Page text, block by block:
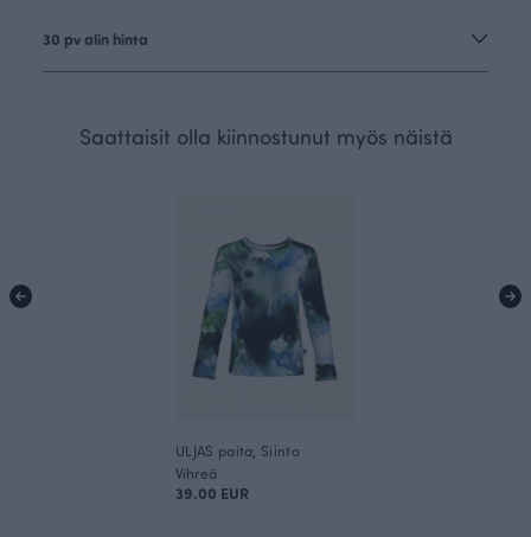
30 pv alin hinta
Saattaisit olla kiinnostunut myös näistä
ULJAS paita, Siinto
Vihreä
39.00 EUR